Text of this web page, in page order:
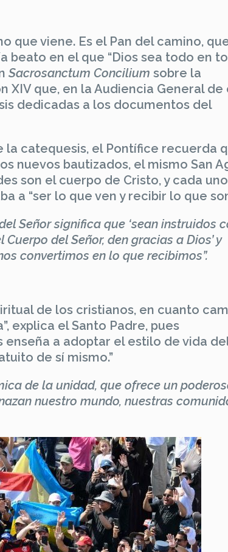
que viene. Es el Pan del camino,
en el que “Dios sea todo en
Sacrosanctum Concilium sobre la
XIV que, en la Audiencia General de
dedicadas a los documentos del
catequesis, el Pontífice recuerda
nuevos bautizados, el mismo San
son el cuerpo de Cristo, y cada
a “ser lo que ven y recibir lo que
Señor significa que ‘sean instruidos
del Señor, den gracias a Dios’ y
convertimos en lo que recibimos”.
de los cristianos, en cuanto
explica el Santo Padre, pues
enseña a adoptar el estilo de vida
de sí mismo.”
de la unidad, que ofrece un
nuestro mundo, nuestras